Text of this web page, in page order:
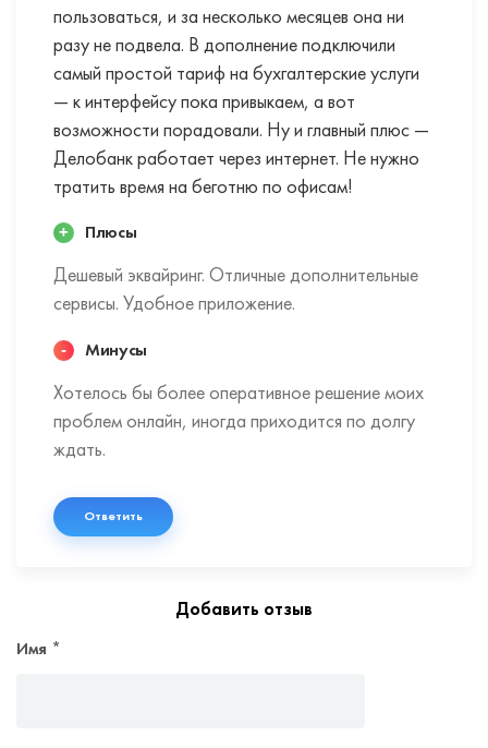
пользоваться, и за несколько месяцев она ни
разу не подвела. В дополнение подключили
самый простой тариф на бухгалтерские услуги
— к интерфейсу пока привыкаем, а вот
возможности порадовали. Ну и главный плюс —
Делобанк работает через интернет. Не нужно
тратить время на беготню по офисам!
Плюсы
Дешевый эквайринг. Отличные дополнительные
сервисы. Удобное приложение.
Минусы
Хотелось бы более оперативное решение моих
проблем онлайн, иногда приходится по долгу
ждать.
Ответить
Добавить отзыв
Имя *